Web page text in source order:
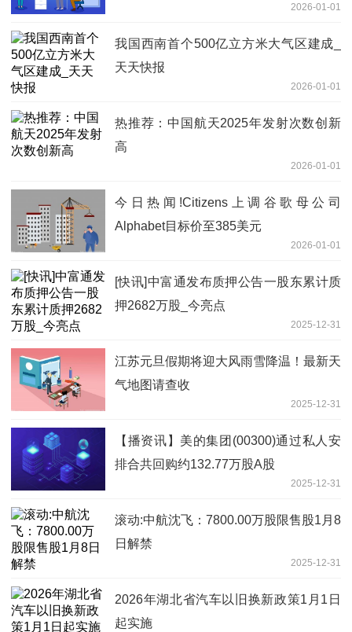
2026-01-01
我国西南首个500亿立方米大气区建成_
天天快报
2026-01-01
热推荐：中国航天2025年发射次数创新
高
2026-01-01
今日热闻!Citizens上调谷歌母公司
Alphabet目标价至385美元
2026-01-01
[快讯]中富通发布质押公告一股东累计质
押2682万股_今亮点
2025-12-31
江苏元旦假期将迎大风雨雪降温！最新天
气地图请查收
2025-12-31
【播资讯】美的集团(00300)通过私人安
排合共回购约132.77万股A股
2025-12-31
滚动:中航沈飞：7800.00万股限售股1月8
日解禁
2025-12-31
2026年湖北省汽车以旧换新政策1月1日
起实施